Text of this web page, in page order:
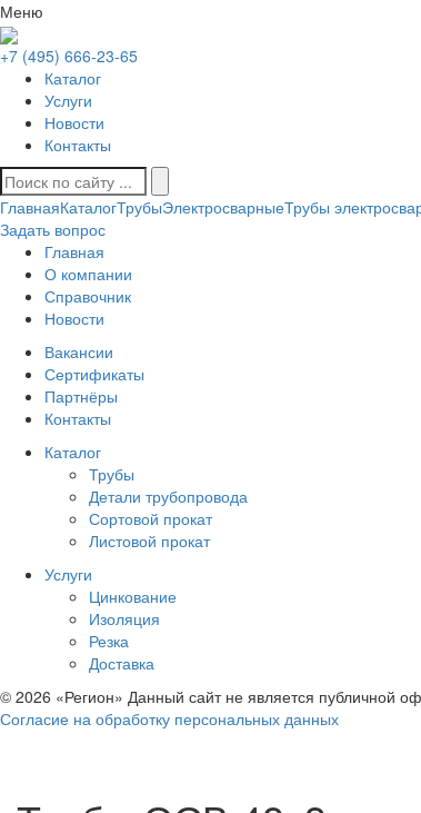
Меню
+7 (495) 666-23-65
Каталог
Услуги
Новости
Контакты
ГлавнаяКаталогТрубыЭлектросварныеТрубы
Задать вопрос
Главная
О компании
Справочник
Новости
Вакансии
Сертификаты
Партнёры
Контакты
Каталог
Трубы
Детали трубопровода
Сортовой прокат
Листовой прокат
Услуги
Цинкование
Изоляция
Резка
Доставка
© 2026 «Регион» Данный сайт не является публичной
Согласие на обработку персональных данных